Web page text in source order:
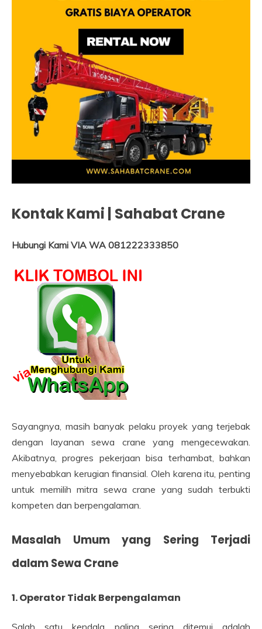
Kontak Kami | Sahabat Crane
Hubungi Kami VIA WA 081222333850
Sayangnya, masih banyak pelaku proyek yang terjebak
dengan layanan sewa crane yang mengecewakan.
Akibatnya, progres pekerjaan bisa terhambat, bahkan
menyebabkan kerugian finansial. Oleh karena itu, penting
untuk memilih mitra sewa crane yang sudah terbukti
kompeten dan berpengalaman.
Masalah Umum yang Sering Terjadi
dalam Sewa Crane
1. Operator Tidak Berpengalaman
Salah satu kendala paling sering ditemui adalah